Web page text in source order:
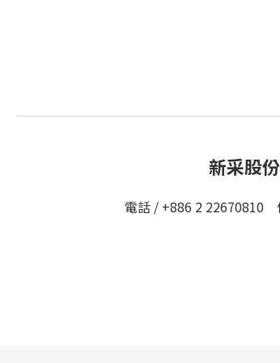
新采股
電話 / +886 2 22670810